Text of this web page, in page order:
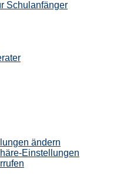
Schulanfänger
ändern
Einstellungen